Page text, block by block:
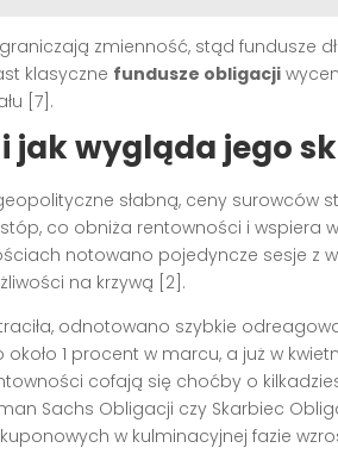
zmienność, stąd fundusze
klasyczne fundusze obligacji
[7].
jak wygląda jego
słabną, ceny surowców
co obniża rentowności i wspiera
notowano pojedyncze sesje z
na krzywą [2].
odnotowano szybkie
1 procent w marcu, a już w
cofają się choćby o
Sachs Obligacji czy Skarbiec
w kulminacyjnej fazie